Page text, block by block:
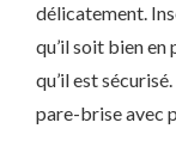
délicatement.
qu’il soit bien en
qu’il est
pare-brise avec